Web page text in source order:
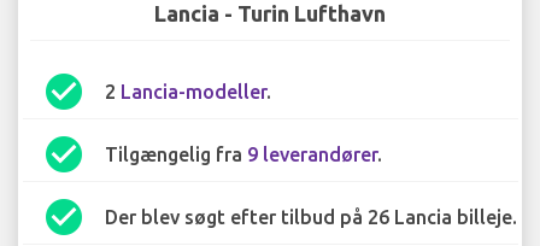
Lancia - Turin Lufthavn
check_circle 2 Lancia-modeller.
check_circle Tilgængelig fra 9 leverandører.
check_circle Der blev søgt efter tilbud på 26 Lancia billeje.